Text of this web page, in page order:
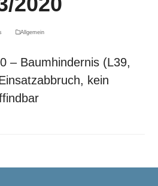
Allgemein
– Baumhindernis (L39,
kein